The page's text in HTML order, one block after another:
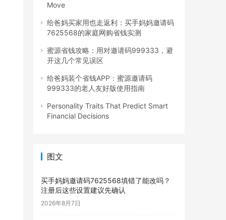
Move
给爸妈买家用也走返利：买手妈妈邀请码
7625568的家庭网购省钱实测
蜜源省钱攻略：用对邀请码999333，避
开这几个常见误区
给爸妈装个省钱APP：蜜源邀请码
999333的老人友好版使用指南
Personality Traits That Predict Smart
Financial Decisions
图文
买手妈妈邀请码7625568填错了能改吗？
注册后这些设置建议先确认
2026年8月7日